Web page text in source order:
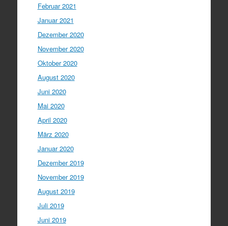
Februar 2021
Januar 2021
Dezember 2020
November 2020
Oktober 2020
August 2020
Juni 2020
Mai 2020
April 2020
März 2020
Januar 2020
Dezember 2019
November 2019
August 2019
Juli 2019
Juni 2019